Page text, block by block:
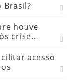
Brasil?
houve
crise...
acesso